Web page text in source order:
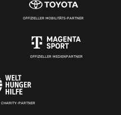
OFFIZIELLER MOBILITÄTS-PARTNER
OFFIZIELLER MEDIENPARTNER
CHARITY-PARTNER